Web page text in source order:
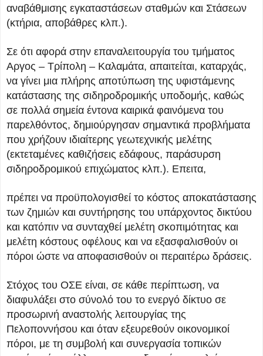
αναβάθμισης εγκαταστάσεων σταθμών και Στάσεων
(κτήρια, αποβάθρες κλπ.).
Σε ότι αφορά στην επαναλειτουργία του τμήματος
Αργος – Τρίπολη – Καλαμάτα, απαιτείται, καταρχάς,
να γίνει μια πλήρης αποτύπωση της υφιστάμενης
κατάστασης της σιδηροδρομικής υποδομής, καθώς
σε πολλά σημεία έντονα καιρικά φαινόμενα του
παρελθόντος, δημιούργησαν σημαντικά προβλήματα
που χρήζουν ιδιαίτερης γεωτεχνικής μελέτης
(εκτεταμένες καθιζήσεις εδάφους, παράσυρση
σιδηροδρομικού επιχώματος κλπ.). Επειτα,
πρέπει να προϋπολογισθεί το κόστος αποκατάστασης
των ζημιών και συντήρησης του υπάρχοντος δικτύου
και κατόπιν να συνταχθεί μελέτη σκοπιμότητας και
μελέτη κόστους οφέλους και να εξασφαλισθούν οι
πόροι ώστε να αποφασισθούν οι περαιτέρω δράσεις.
Στόχος του ΟΣΕ είναι, σε κάθε περίπτωση, να
διαφυλάξει στο σύνολό του το ενεργό δίκτυο σε
προσωρινή αναστολής λειτουργίας της
Πελοποννήσου και όταν εξευρεθούν οικονομικοί
πόροι, με τη συμβολή και συνεργασία τοπικών